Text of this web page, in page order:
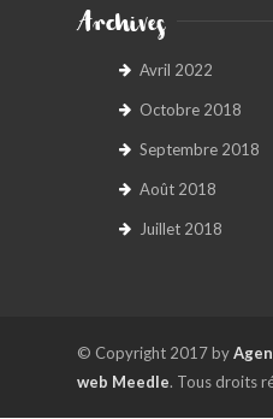
Archives
Avril 2022
Octobre 2018
Septembre 2018
Août 2018
Juillet 2018
© Copyright 2017 by
web Meedle. Tous droits